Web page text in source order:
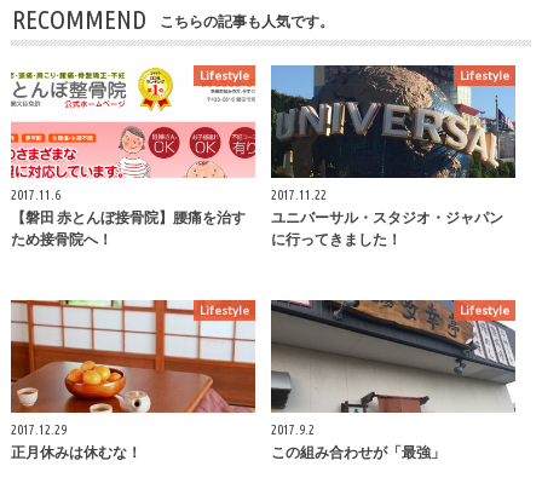
RECOMMEND こちらの記事も人気です。
Lifestyle
2017.11.6
【磐田 赤とんぼ接骨院】腰痛を治す
ため接骨院へ！
Lifestyle
2017.11.22
ユニバーサル・スタジオ・ジャパン
に行ってきました！
Lifestyle
2017.12.29
正月休みは休むな！
Lifestyle
2017.9.2
この組み合わせが「最強」